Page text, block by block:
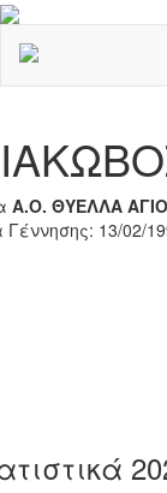
Α.Ο. ΘΥΕΛΛΑ
Γέννησης: 13/02/